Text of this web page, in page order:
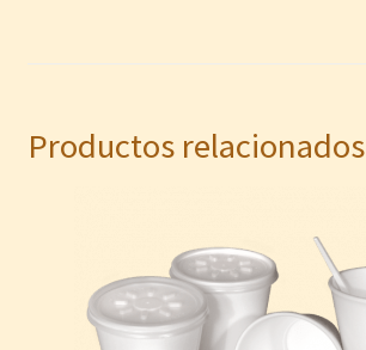
Productos relacionados